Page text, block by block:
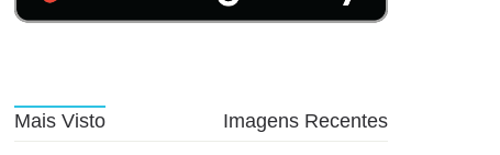
Mais Visto Imagens Recentes